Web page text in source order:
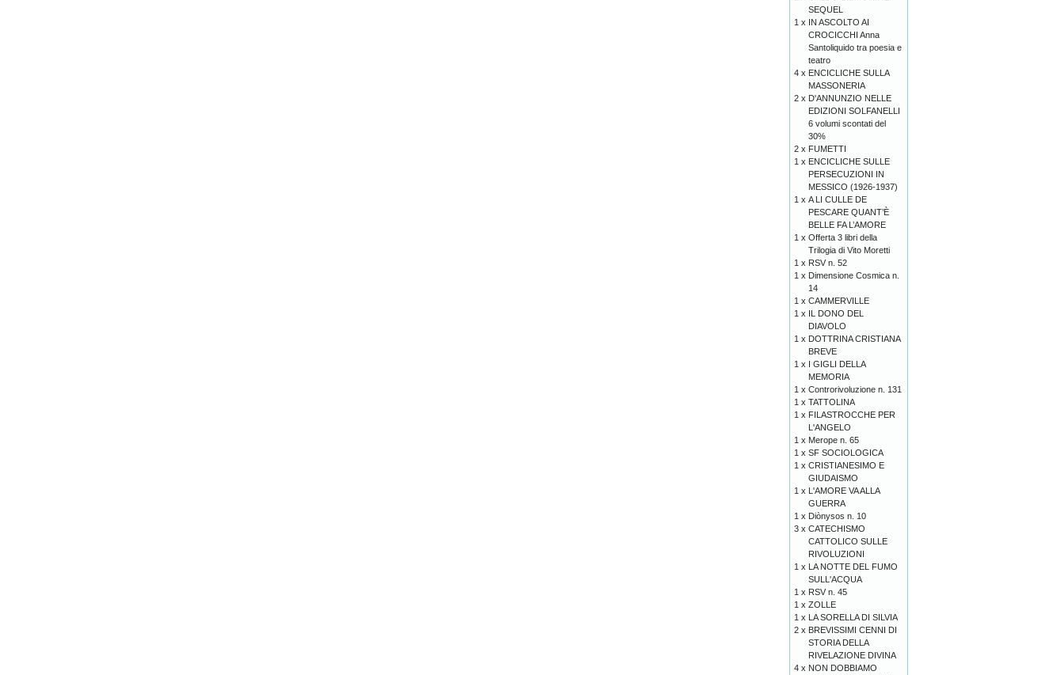
SEQUEL
1 x IN ASCOLTO AI
CROCICCHI Anna
Santoliquido tra poesia e
teatro
4 x ENCICLICHE SULLA
MASSONERIA
2 x D'ANNUNZIO NELLE
EDIZIONI SOLFANELLI
6 volumi scontati del
30%
2 x FUMETTI
1 x ENCICLICHE SULLE
PERSECUZIONI IN
MESSICO (1926-1937)
1 x A LI CULLE DE
PESCARE QUANT’È
BELLE FA L’AMORE
1 x Offerta 3 libri della
Trilogia di Vito Moretti
1 x RSV n. 52
1 x Dimensione Cosmica n.
14
1 x CAMMERVILLE
1 x IL DONO DEL
DIAVOLO
1 x DOTTRINA CRISTIANA
BREVE
1 x I GIGLI DELLA
MEMORIA
1 x Controrivoluzione n. 131
1 x TATTOLINA
1 x FILASTROCCHE PER
L'ANGELO
1 x Merope n. 65
1 x SF SOCIOLOGICA
1 x CRISTIANESIMO E
GIUDAISMO
1 x L'AMORE VA ALLA
GUERRA
1 x Diònysos n. 10
3 x CATECHISMO
CATTOLICO SULLE
RIVOLUZIONI
1 x LA NOTTE DEL FUMO
SULL'ACQUA
1 x RSV n. 45
1 x ZOLLE
1 x LA SORELLA DI SILVIA
2 x BREVISSIMI CENNI DI
STORIA DELLA
RIVELAZIONE DIVINA
4 x NON DOBBIAMO